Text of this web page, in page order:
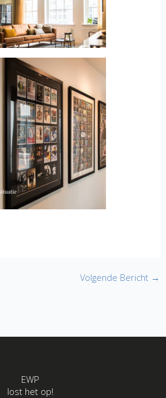
Volgende Bericht →
EWP
lost het op!